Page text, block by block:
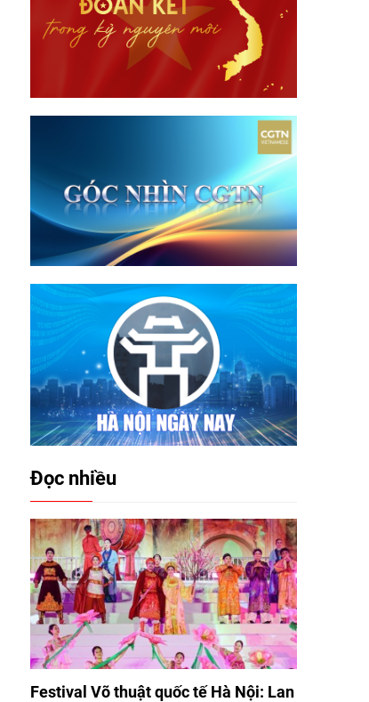
Đọc nhiều
Festival Võ thuật quốc tế Hà Nội: Lan